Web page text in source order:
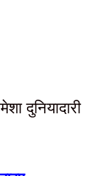
दुनियादारी